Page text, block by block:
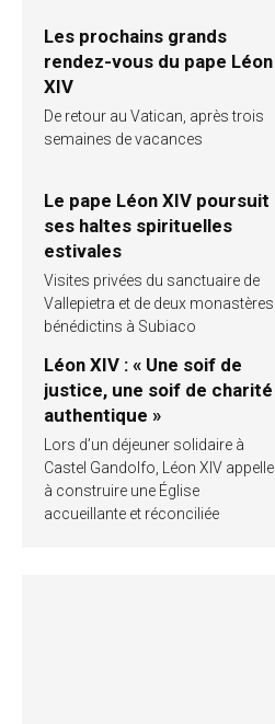
Les prochains grands
rendez-vous du pape Léon
XIV
De retour au Vatican, après trois
semaines de vacances
Le pape Léon XIV poursuit
ses haltes spirituelles
estivales
Visites privées du sanctuaire de
Vallepietra et de deux monastères
bénédictins à Subiaco
Léon XIV : « Une soif de
justice, une soif de charité
authentique »
Lors d’un déjeuner solidaire à
Castel Gandolfo, Léon XIV appelle
à construire une Église
accueillante et réconciliée